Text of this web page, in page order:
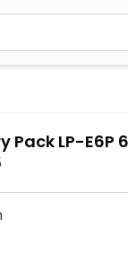
nəticələr
LP-E6P